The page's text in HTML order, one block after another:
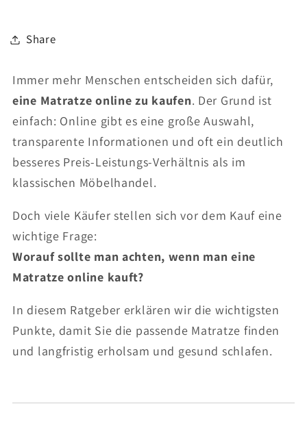
Share
Immer mehr Menschen entscheiden sich dafür,
eine Matratze online zu kaufen. Der Grund ist
einfach: Online gibt es eine große Auswahl,
transparente Informationen und oft ein deutlich
besseres Preis-Leistungs-Verhältnis als im
klassischen Möbelhandel.
Doch viele Käufer stellen sich vor dem Kauf eine
wichtige Frage:
Worauf sollte man achten, wenn man eine
Matratze online kauft?
In diesem Ratgeber erklären wir die wichtigsten
Punkte, damit Sie die passende Matratze finden
und langfristig erholsam und gesund schlafen.